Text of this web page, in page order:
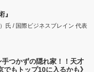
/ 国際ビジネスブレイン 代表
つかずの隠れ家！！天才
もトップ10に入るかも》